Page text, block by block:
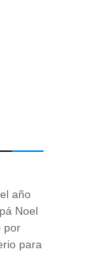
año
Noel
por
para